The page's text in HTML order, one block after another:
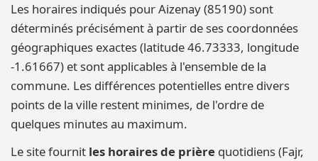
Les horaires indiqués pour Aizenay (85190) sont
déterminés précisément à partir de ses coordonnées
géographiques exactes (latitude 46.73333, longitude
-1.61667) et sont applicables à l'ensemble de la
commune. Les différences potentielles entre divers
points de la ville restent minimes, de l'ordre de
quelques minutes au maximum.
Le site fournit les horaires de prière quotidiens (Fajr,